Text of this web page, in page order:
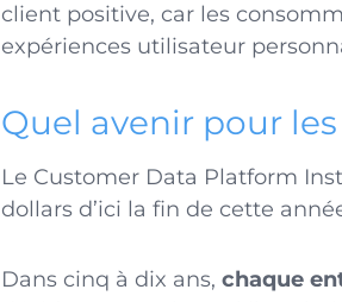
client positive, car les
expériences utilisateur
Quel avenir pour les
Le Customer Data Platform
dollars d’ici la fin de cette
Dans cinq à dix ans, chaque